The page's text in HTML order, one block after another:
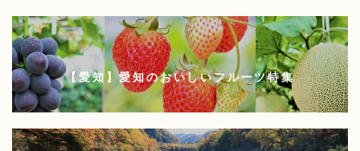
【愛知】愛知のおいしいフルーツ特集